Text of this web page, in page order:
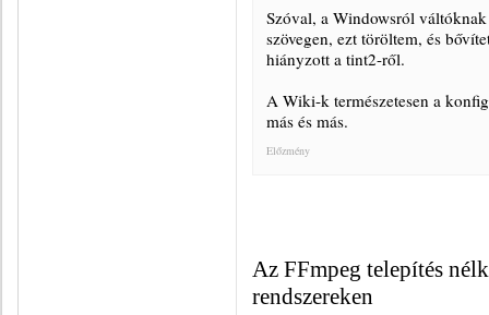
Szóval, a Windowsról
szövegen, ezt töröltem, és
hiányzott a tint2-ről.
A Wiki-k természetesen a
más és más.
Előzmény
Az FFmpeg telepítés
rendszereken